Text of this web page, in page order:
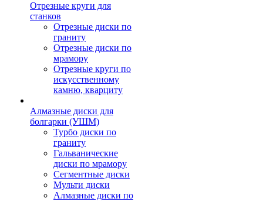
Отрезные круги для
станков
Отрезные диски по
граниту
Отрезные диски по
мрамору
Отрезные круги по
искусственному
камню, кварциту
Алмазные диски для
болгарки (УШМ)
Турбо диски по
граниту
Гальванические
диски по мрамору
Сегментные диски
Мульти диски
Алмазные диски по